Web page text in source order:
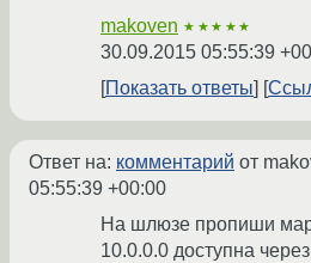
makoven ★★★★★
30.09.2015 05:55:39
Показать ответы
Ответ на: комментарий от
05:55:39 +00:00
На шлюзе пропиши
10.0.0.0 доступна